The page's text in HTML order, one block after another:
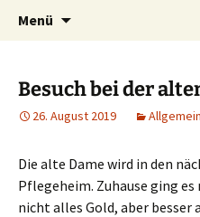
Ulrike
Heilpraktische
Menü
Besuch bei der
26. August 2019 Allgemein
Die alte Dame wird in den
Pflegeheim. Zuhause ging
nicht alles Gold, aber besser